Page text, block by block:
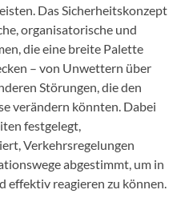
Das Sicherheitskonzept
organisatorische und
die eine breite Palette
– von Unwettern über
Störungen, die den
verändern könnten. Dabei
festgelegt,
Verkehrsregelungen
abgestimmt, um in
effektiv reagieren zu können.